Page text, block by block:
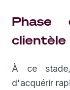
Phase
clientèle
À ce
d'acquérir